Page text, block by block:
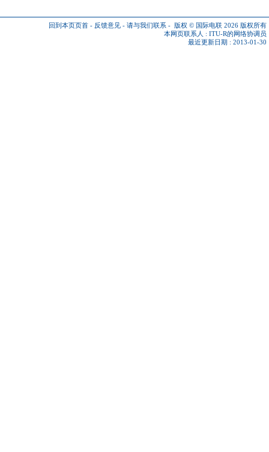
回到本页页首 - 反馈意见 - 请与我们联系 - 版权 © 国际电联 2026 版权所有
本网页联系人 : ITU-R的网络协调员
最近更新日期 : 2013-01-30